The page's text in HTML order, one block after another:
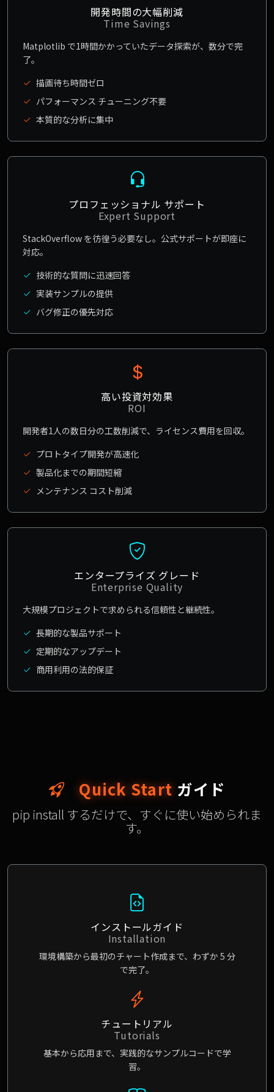
開発時間の大幅削減
Time Savings
Matplotlib で1時間かかっていたデータ探索が、数分で完
了。
描画待ち時間ゼロ
パフォーマンス チューニング不要
本質的な分析に集中
プロフェッショナル サポート
Expert Support
StackOverflow を彷徨う必要なし。公式サポートが即座に
対応。
技術的な質問に迅速回答
実装サンプルの提供
バグ修正の優先対応
高い投資対効果
ROI
開発者1人の数日分の工数削減で、ライセンス費用を回収。
プロトタイプ開発が高速化
製品化までの期間短縮
メンテナンス コスト削減
エンタープライズ グレード
Enterprise Quality
大規模プロジェクトで求められる信頼性と継続性。
長期的な製品サポート
定期的なアップデート
商用利用の法的保証
Quick Start ガイド
pip install するだけで、すぐに使い始められま
す。
インストールガイド
Installation
環境構築から最初のチャート作成まで、わずか 5 分
で完了。
チュートリアル
Tutorials
基本から応用まで、実践的なサンプルコードで学
習。